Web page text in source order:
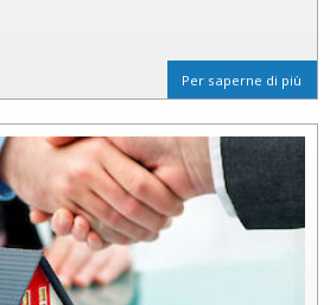
Per saperne di più